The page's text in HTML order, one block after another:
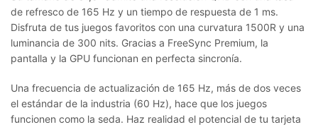
de refresco de 165 Hz y un tiempo de respuesta de 1 ms.
Disfruta de tus juegos favoritos con una curvatura 1500R y una
luminancia de 300 nits. Gracias a FreeSync Premium, la
pantalla y la GPU funcionan en perfecta sincronía.
Una frecuencia de actualización de 165 Hz, más de dos veces
el estándar de la industria (60 Hz), hace que los juegos
funcionen como la seda. Haz realidad el potencial de tu tarjeta